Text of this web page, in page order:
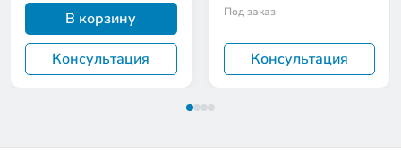
В корзину
Консультация
Под заказ
Консультация